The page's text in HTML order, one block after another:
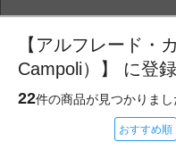
【アルフレード・
Campoli）】 に登
22件の商品が見つかりまし
おすすめ順